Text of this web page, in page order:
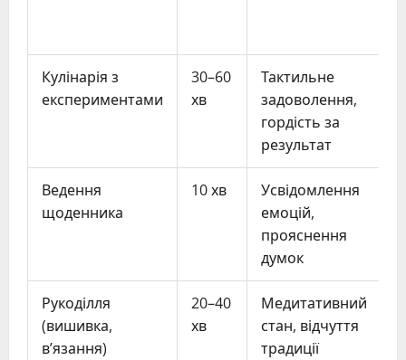
Кулінарія з
експериментами
30–60
хв
Тактильне
задоволення,
гордість за
результат
Ведення
щоденника
10 хв
Усвідомлення
емоцій,
прояснення
думок
Рукоділля
(вишивка,
в’язання)
20–40
хв
Медитативний
стан, відчуття
традиції